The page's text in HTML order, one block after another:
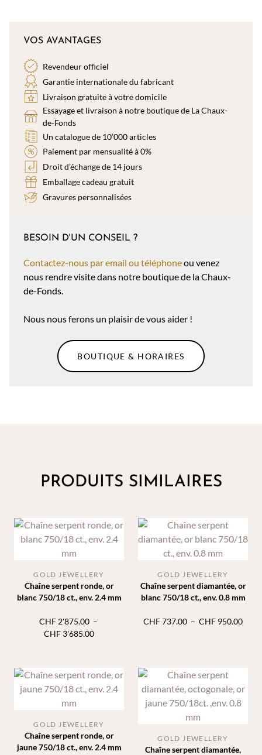
VOS AVANTAGES
Revendeur officiel
Garantie internationale du fabricant
Livraison gratuite à votre domicile
Essayage et livraison à notre boutique de La Chaux-
de-Fonds
Un catalogue de 10’000 articles
Paiement par mensualité à 0%
Droit d’échange de 14 jours
Emballage cadeau gratuit
Gravures personnalisées
BESOIN D'UN CONSEIL ?
Contactez-nous par email ou téléphoneou venez
nous rendre visite dans notre boutique de la Chaux-
de-Fonds.
Nous nous ferons un plaisir de vous aider !
BOUTIQUE & HORAIRES
PRODUITS SIMILAIRES
Chaîne serpent ronde, or
blanc 750/18 ct., env. 2.4 mm
GOLD JEWELLERY
CHF2'875.00 –
CHF 3'685.00Plage
CHF 2'875.00
CHF 3'685.00
Chaîne serpent diamantée, or
blanc 750/18 ct., env. 0.8 mm
GOLD JEWELLERY
CHF737.00 – CHF 950.00Plage
Chaîne serpent ronde, or
jaune 750/18 ct., env. 2.4 mm
GOLD JEWELLERY
Chaîne serpent diamantée,
GOLD JEWELLERY